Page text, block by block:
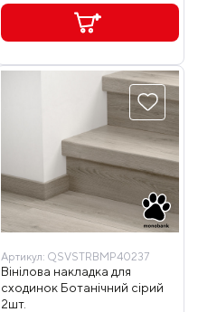
Артикул: QSVSTRBMP40237
Вінілова накладка для
сходинок Ботанічний сірий
2шт.